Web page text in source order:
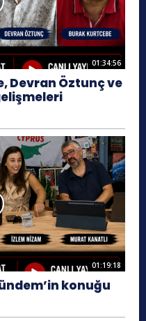
01:34:56
Devran Öztunç ve
01:19:18
konuğu